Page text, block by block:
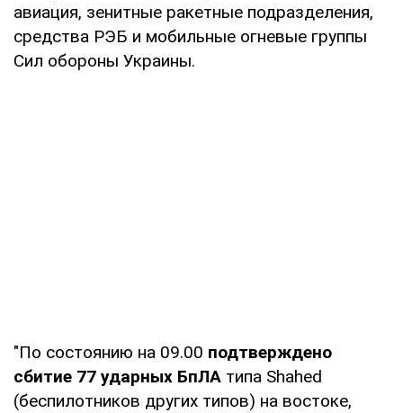
авиация, зенитные ракетные подразделения,
средства РЭБ и мобильные огневые группы
Сил обороны Украины.
"По состоянию на 09.00 подтверждено
сбитие 77 ударных БпЛА типа Shahed
(беспилотников других типов) на востоке,